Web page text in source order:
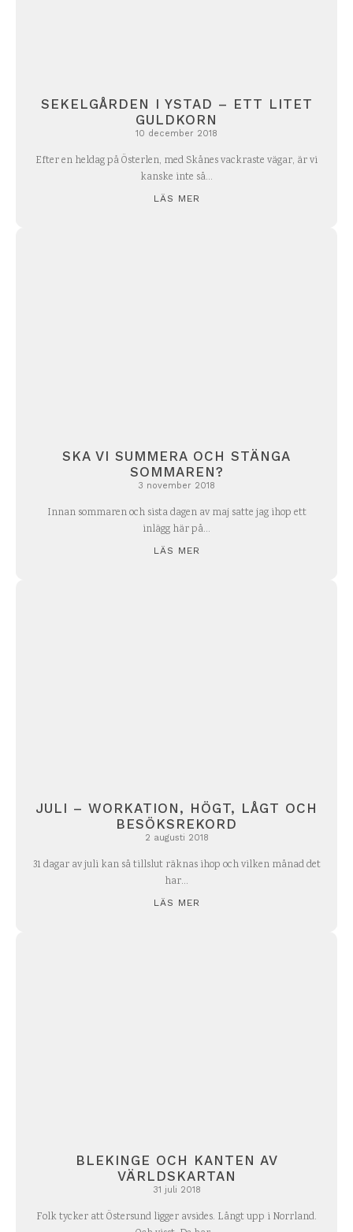
SEKELGÅRDEN I YSTAD – ETT LITET
GULDKORN
10 december 2018
Efter en heldag på Österlen, med Skånes vackraste vägar, är vi
kanske inte så...
LÄS MER
SKA VI SUMMERA OCH STÄNGA
SOMMAREN?
3 november 2018
Innan sommaren och sista dagen av maj satte jag ihop ett
inlägg här på...
LÄS MER
JULI – WORKATION, HÖGT, LÅGT OCH
BESÖKSREKORD
2 augusti 2018
31 dagar av juli kan så tillslut räknas ihop och vilken månad det
har...
LÄS MER
BLEKINGE OCH KANTEN AV
VÄRLDSKARTAN
31 juli 2018
Folk tycker att Östersund ligger avsides. Långt upp i Norrland.